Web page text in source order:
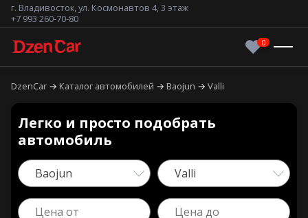
г. Владивосток, ул. Космонавтов 4, 3 этаж
+7 993 260-70-80
DzenCar Каталог автомобилей Baojun Valli
Легко и просто подобрать
автомобиль
Baojun Valli